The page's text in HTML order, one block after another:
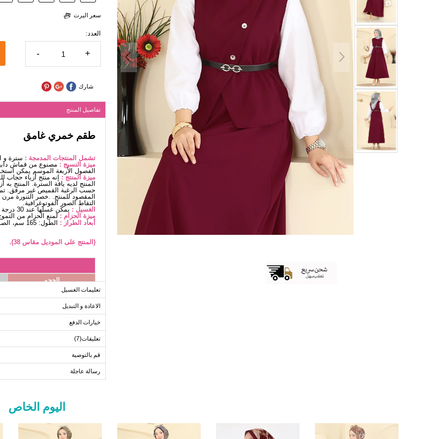
سعر اليرت
العدد:
- +
شارك
تفاصيل المنتج
طقم خمري غامق
تشمل المنتجات المدمجة : سترة و
ميزة النسيج : مصنوع من قماش
الفصول الأربعة الموسم يمكن
ميزة المنتج : إنه منتج أزياء حجاب
المنتج لديه ياقة السترة. المنتج
حسب الرغبة القميص غير مرفق.
المقصود للمنتج. .خصر التنورة
التقاط الصور الفوتوغرافية.
الغسيل : يمكن غسلها عند 30 درجة دون كتابة. (غسيل دقيق)
ميزة الحزام : لمنع الحزام من
أبعاد الطراز : الطول: 165 سم، الصدر: 80 سم، الخصر68، الوركين: 96 سم، الوزن: 54كغ
(المنتج على الموديل مقاس 38).
الحجم
44
الحجم
تعليمات الغسيل
الاعادة و التبديل
خيارات الدفع
تعليقات(7)
قم بالتوصية
رسالة عاجلة
اليوم الخاص